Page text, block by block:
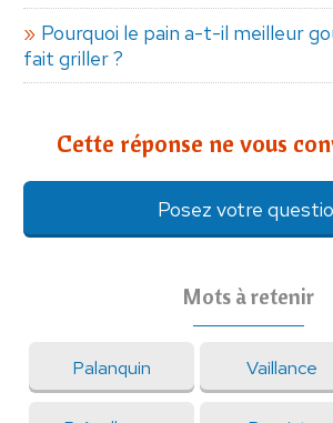
Pourquoi le pain a-t-il meilleur
fait griller ?
Cette réponse ne vous
Posez votre
Mots à retenir
Palanquin Vaillance